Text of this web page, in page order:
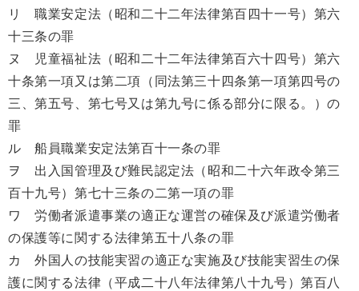
リ 職業安定法（昭和二十二年法律第百四十一号）第六
十三条の罪
ヌ 児童福祉法（昭和二十二年法律第百六十四号）第六
十条第一項又は第二項（同法第三十四条第一項第四号の
三、第五号、第七号又は第九号に係る部分に限る。）の
罪
ル 船員職業安定法第百十一条の罪
ヲ 出入国管理及び難民認定法（昭和二十六年政令第三
百十九号）第七十三条の二第一項の罪
ワ 労働者派遣事業の適正な運営の確保及び派遣労働者
の保護等に関する法律第五十八条の罪
カ 外国人の技能実習の適正な実施及び技能実習生の保
護に関する法律（平成二十八年法律第八十九号）第百八